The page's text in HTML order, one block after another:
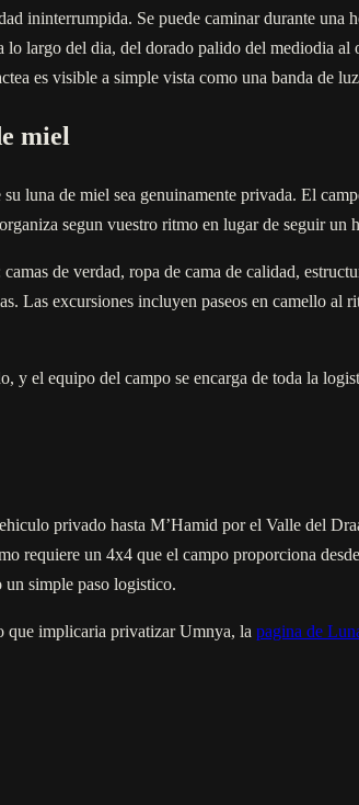
ininterrumpida. Se puede caminar durante
largo del dia, del dorado palido del mediodia
es visible a simple vista como una banda de
miel
luna de miel sea genuinamente privada. El
segun vuestro ritmo en lugar de seguir un
de verdad, ropa de cama de calidad,
Las excursiones incluyen paseos en camello al
el equipo del campo se encarga de toda la
privado hasta M’Hamid por el Valle del
requiere un 4x4 que el campo proporciona
simple paso logistico.
que implicaria privatizar Umnya, la pagina de